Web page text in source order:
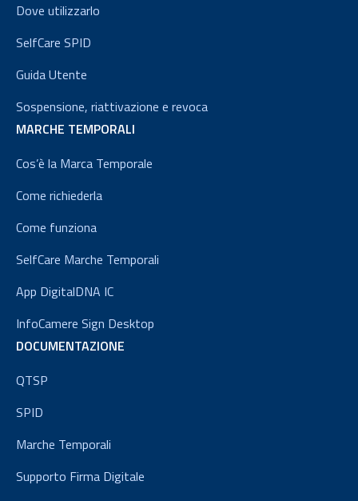
Dove utilizzarlo
SelfCare SPID
Guida Utente
Sospensione, riattivazione e revoca
MARCHE TEMPORALI
Cos’è la Marca Temporale
Come richiederla
Come funziona
SelfCare Marche Temporali
App DigitalDNA IC
InfoCamere Sign Desktop
DOCUMENTAZIONE
QTSP
SPID
Marche Temporali
Supporto Firma Digitale